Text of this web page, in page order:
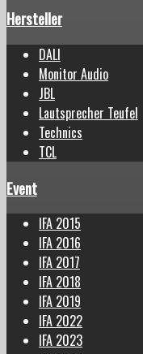
Hersteller
DALI
Monitor Audio
JBL
Lautsprecher Teufel
Technics
TCL
Event
IFA 2015
IFA 2016
IFA 2017
IFA 2018
IFA 2019
IFA 2022
IFA 2023